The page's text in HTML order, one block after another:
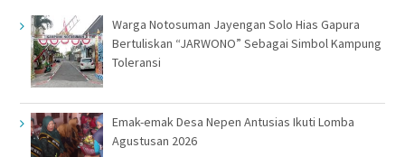
Warga Notosuman Jayengan Solo Hias Gapura
Bertuliskan “JARWONO” Sebagai Simbol Kampung
Toleransi
Emak-emak Desa Nepen Antusias Ikuti Lomba
Agustusan 2026